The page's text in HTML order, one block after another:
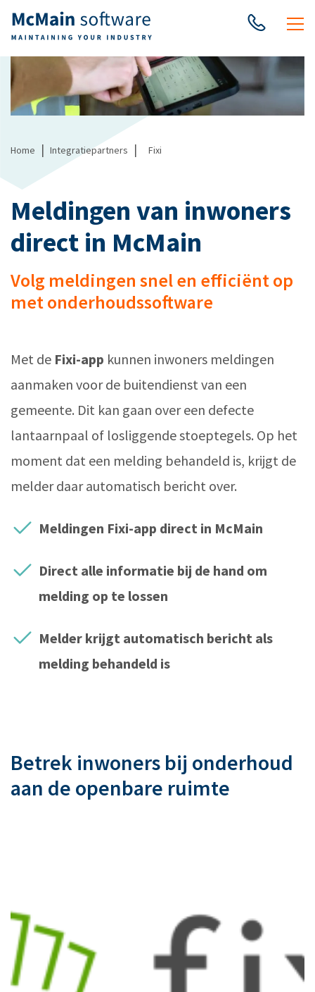
Home | Integratiepartners | Fixi
Meldingen van inwoners
direct in McMain
Volg meldingen snel en efficiënt op
met onderhoudssoftware
Met de Fixi-app kunnen inwoners meldingen
aanmaken voor de buitendienst van een
gemeente. Dit kan gaan over een defecte
lantaarnpaal of losliggende stoeptegels. Op het
moment dat een melding behandeld is, krijgt de
melder daar automatisch bericht over.
Meldingen Fixi-app direct in McMain
Direct alle informatie bij de hand om
melding op te lossen
Melder krijgt automatisch bericht als
melding behandeld is
Betrek inwoners bij onderhoud
aan de openbare ruimte